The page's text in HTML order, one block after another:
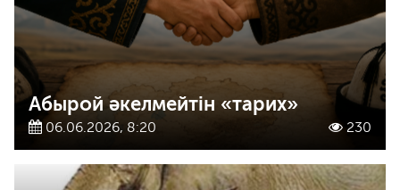
Абырой әкелмейтін «тарих»
06.06.2026, 8:20 230